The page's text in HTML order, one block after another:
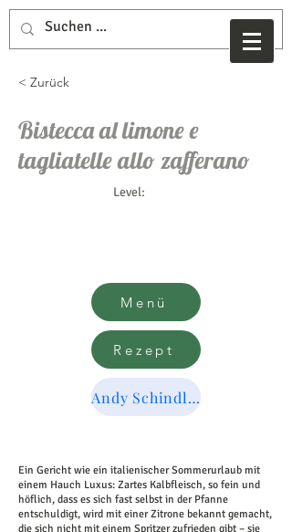
< Zurück
Bistecca al limone e
tagliatelle allo zafferano
Level:
Menü
Rezept
Andy Schindler
Ein Gericht wie ein italienischer Sommerurlaub mit
einem Hauch Luxus: Zartes Kalbfleisch, so fein und
höflich, dass es sich fast selbst in der Pfanne
entschuldigt, wird mit einer Zitrone bekannt gemacht,
die sich nicht mit einem Spritzer zufrieden gibt – sie